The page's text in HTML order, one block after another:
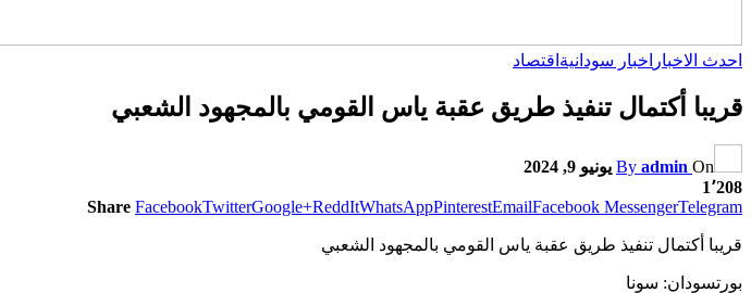
احدث الاخبار اخبار سودانية اقتصاد
قريبا أكتمال تنفيذ طريق عقبة ياس القومي بالمجهود الشعبي
By admin On
يونيو 9, 2024
1٬208
Share FacebookTwitterGoogle+ReddItWhatsAppPinterestEmailFacebook MessengerTelegram
قريبا أكتمال تنفيذ طريق عقبة ياس القومي بالمجهود الشعبي
بورتسودان: سونا